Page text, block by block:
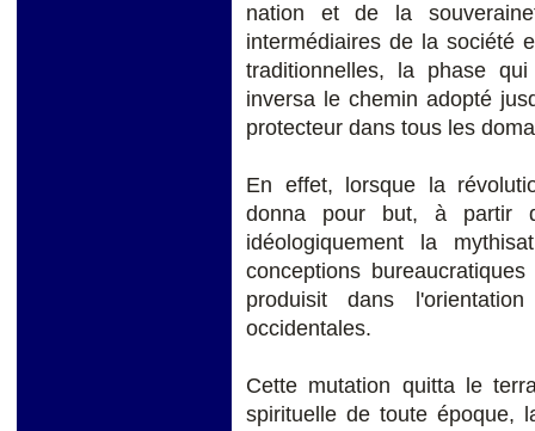
nation et de la
intermédiaires de la société
traditionnelles, la phase
inversa le chemin adopté
protecteur dans tous les
En effet, lorsque la
donna pour but, à partir
idéologiquement la
conceptions
produisit dans
occidentales.
Cette mutation quitta le
spirituelle de toute époque,